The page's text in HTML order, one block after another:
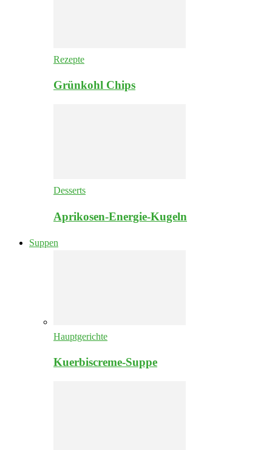
Rezepte
Grünkohl Chips
Desserts
Aprikosen-Energie-Kugeln
Suppen
Hauptgerichte
Kuerbiscreme-Suppe